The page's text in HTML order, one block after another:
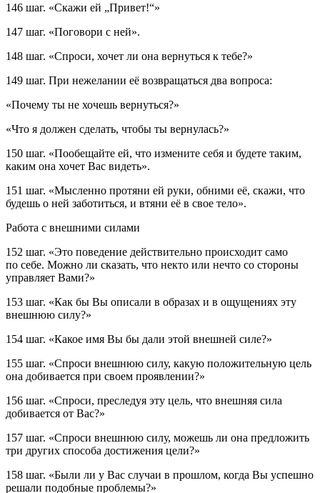
146 шаг. «Скажи ей „Привет!“»
147 шаг. «Поговори с ней».
148 шаг. «Спроси, хочет ли она вернуться к тебе?»
149 шаг. При нежелании её возвращаться два вопроса:
«Почему ты не хочешь вернуться?»
«Что я должен сделать, чтобы ты вернулась?»
150 шаг. «Пообещайте ей, что измените себя и будете таким,
каким она хочет Вас видеть».
151 шаг. «Мысленно протяни ей руки, обними её, скажи, что
будешь о ней заботиться, и втяни её в свое тело».
Работа с внешними силами
152 шаг. «Это поведение действительно происходит само
по себе. Можно ли сказать, что некто или нечто со стороны
управляет Вами?»
153 шаг. «Как бы Вы описали в образах и в ощущениях эту
внешнюю силу?»
154 шаг. «Какое имя Вы бы дали этой внешней силе?»
155 шаг. «Спроси внешнюю силу, какую положительную цель
она добивается при своем проявлении?»
156 шаг. «Спроси, преследуя эту цель, что внешняя сила
добивается от Вас?»
157 шаг. «Спроси внешнюю силу, можешь ли она предложить
три других способа достижения цели?»
158 шаг. «Были ли у Вас случаи в прошлом, когда Вы успешно
решали подобные проблемы?»